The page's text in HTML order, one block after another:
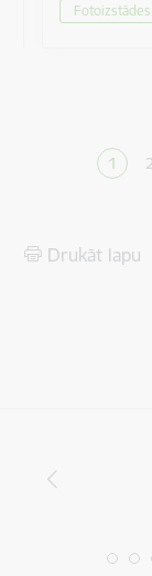
Fotoizstādes
1 2
Drukāt lapu